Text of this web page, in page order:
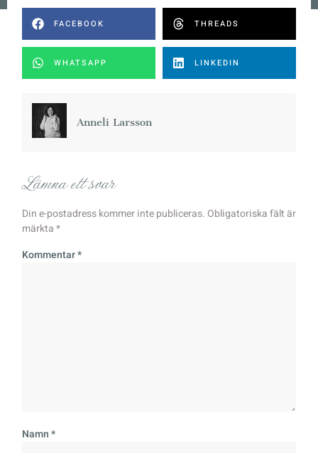
FACEBOOK THREADS
WHATSAPP LINKEDIN
Anneli Larsson
Lämna ett svar
Din e-postadress kommer inte publiceras. Obligatoriska fält är
märkta*
Kommentar*
Namn*